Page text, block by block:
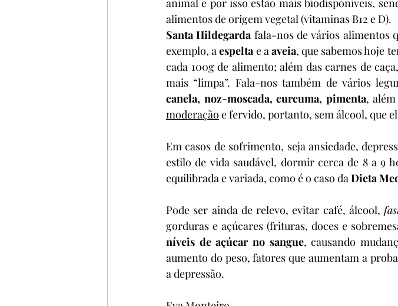
animal e por isso estão mais biodisponíveis,
alimentos de origem vegetal (vitaminas B12 e D).
Santa Hildegarda fala-nos de vários alimentos
exemplo, a espelta e a aveia, que sabemos hoje
cada 100g de alimento; além das carnes de
mais “limpa”. Fala-nos também de vários
canela, noz-moscada, curcuma, pimenta,
moderação e fervido, portanto, sem álcool, que
Em casos de sofrimento, seja ansiedade,
estilo de vida saudável, dormir cerca de 8 a 9
equilibrada e variada, como é o caso da Dieta
Pode ser ainda de relevo, evitar café, álcool,
gorduras e açúcares (frituras, doces e
níveis de açúcar no sangue, causando
aumento do peso, fatores que aumentam a
a depressão.